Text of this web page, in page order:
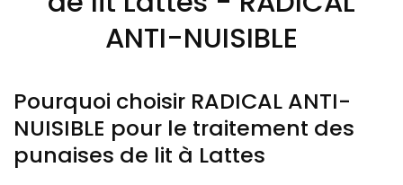
ANTI-NUISIBLE
Pourquoi choisir RADICAL ANTI-
NUISIBLE pour le traitement des
punaises de lit à Lattes